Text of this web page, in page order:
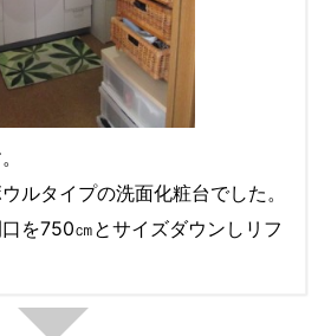
ルタイプの洗面化粧台でした。
を750㎝とサイズダウンしリフ